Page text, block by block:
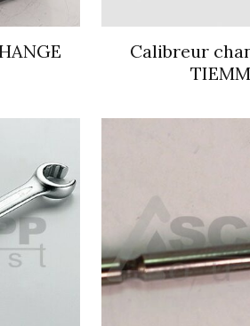
Calibreur